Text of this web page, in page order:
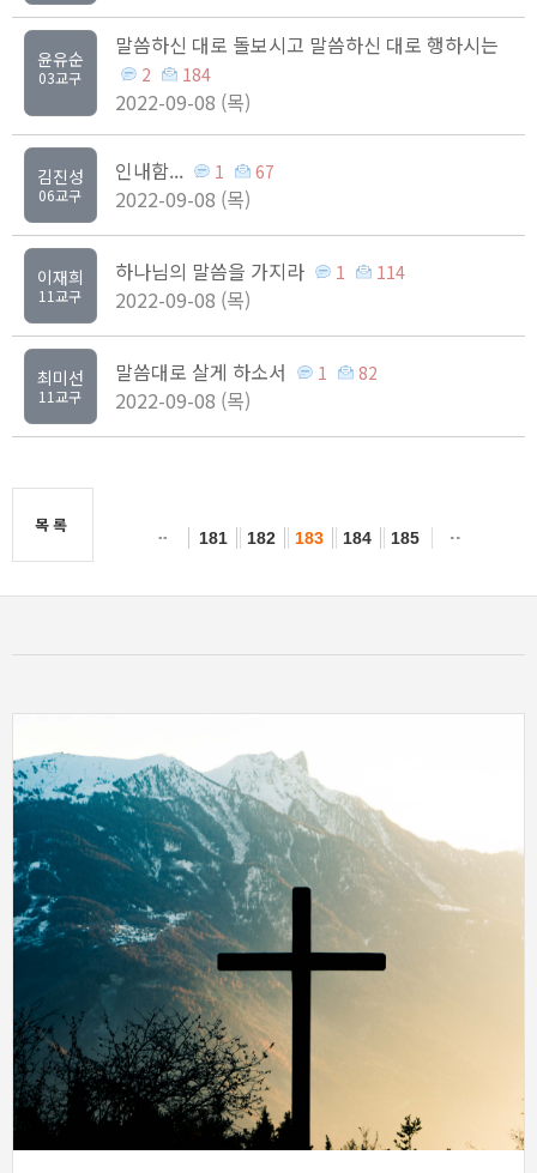
윤유순
03교구
말씀하신 대로 돌보시고 말씀하신 대로 행하시는
2 184
2022-09-08 (목)
김진성
06교구
인내함... 1 67
2022-09-08 (목)
이재희
11교구
하나님의 말씀을 가지라 1 114
2022-09-08 (목)
최미선
11교구
말씀대로 살게 하소서 1 82
2022-09-08 (목)
목록
181 182 183 184 185